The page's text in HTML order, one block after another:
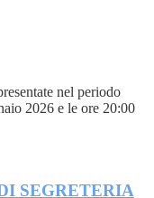
nel periodo
2026 e le ore 20:00
SEGRETERIA